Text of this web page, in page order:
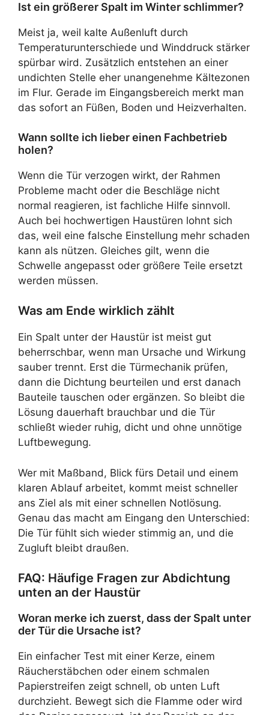
Ist ein größerer Spalt im Winter schlimmer?
Meist ja, weil kalte Außenluft durch
Temperaturunterschiede und Winddruck stärker
spürbar wird. Zusätzlich entstehen an einer
undichten Stelle eher unangenehme Kältezonen
im Flur. Gerade im Eingangsbereich merkt man
das sofort an Füßen, Boden und Heizverhalten.
Wann sollte ich lieber einen Fachbetrieb
holen?
Wenn die Tür verzogen wirkt, der Rahmen
Probleme macht oder die Beschläge nicht
normal reagieren, ist fachliche Hilfe sinnvoll.
Auch bei hochwertigen Haustüren lohnt sich
das, weil eine falsche Einstellung mehr schaden
kann als nützen. Gleiches gilt, wenn die
Schwelle angepasst oder größere Teile ersetzt
werden müssen.
Was am Ende wirklich zählt
Ein Spalt unter der Haustür ist meist gut
beherrschbar, wenn man Ursache und Wirkung
sauber trennt. Erst die Türmechanik prüfen,
dann die Dichtung beurteilen und erst danach
Bauteile tauschen oder ergänzen. So bleibt die
Lösung dauerhaft brauchbar und die Tür
schließt wieder ruhig, dicht und ohne unnötige
Luftbewegung.
Wer mit Maßband, Blick fürs Detail und einem
klaren Ablauf arbeitet, kommt meist schneller
ans Ziel als mit einer schnellen Notlösung.
Genau das macht am Eingang den Unterschied:
Die Tür fühlt sich wieder stimmig an, und die
Zugluft bleibt draußen.
FAQ: Häufige Fragen zur Abdichtung
unten an der Haustür
Woran merke ich zuerst, dass der Spalt unter
der Tür die Ursache ist?
Ein einfacher Test mit einer Kerze, einem
Räucherstäbchen oder einem schmalen
Papierstreifen zeigt schnell, ob unten Luft
durchzieht. Bewegt sich die Flamme oder wird